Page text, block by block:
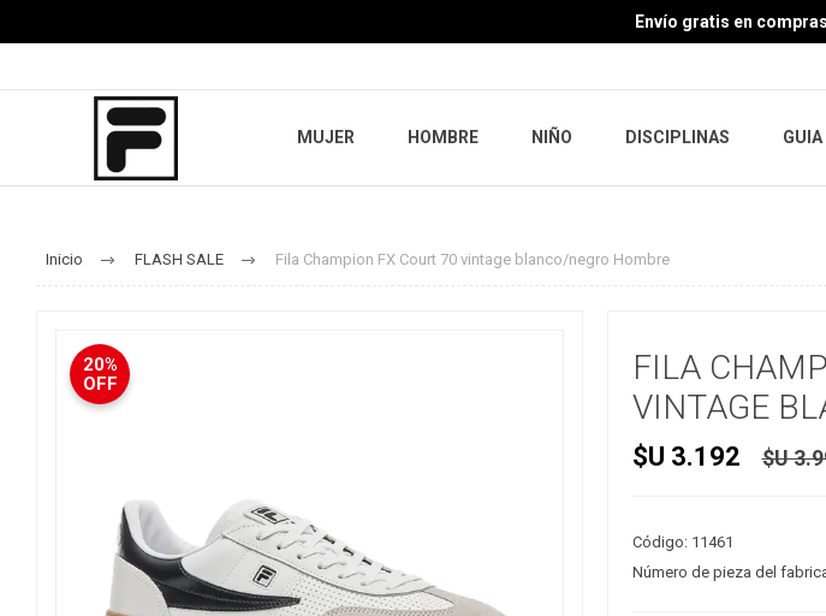
Envío gratis en
MUJER HOMBRE NIÑO DISCIPLINAS
Inicio FLASH SALE Fila Champion FX Court 70 vintage blanco/negro Hombre
20%
OFF
FILA
VINTAGE
$U 3.192 $U
Código: 11461
Número de pieza del